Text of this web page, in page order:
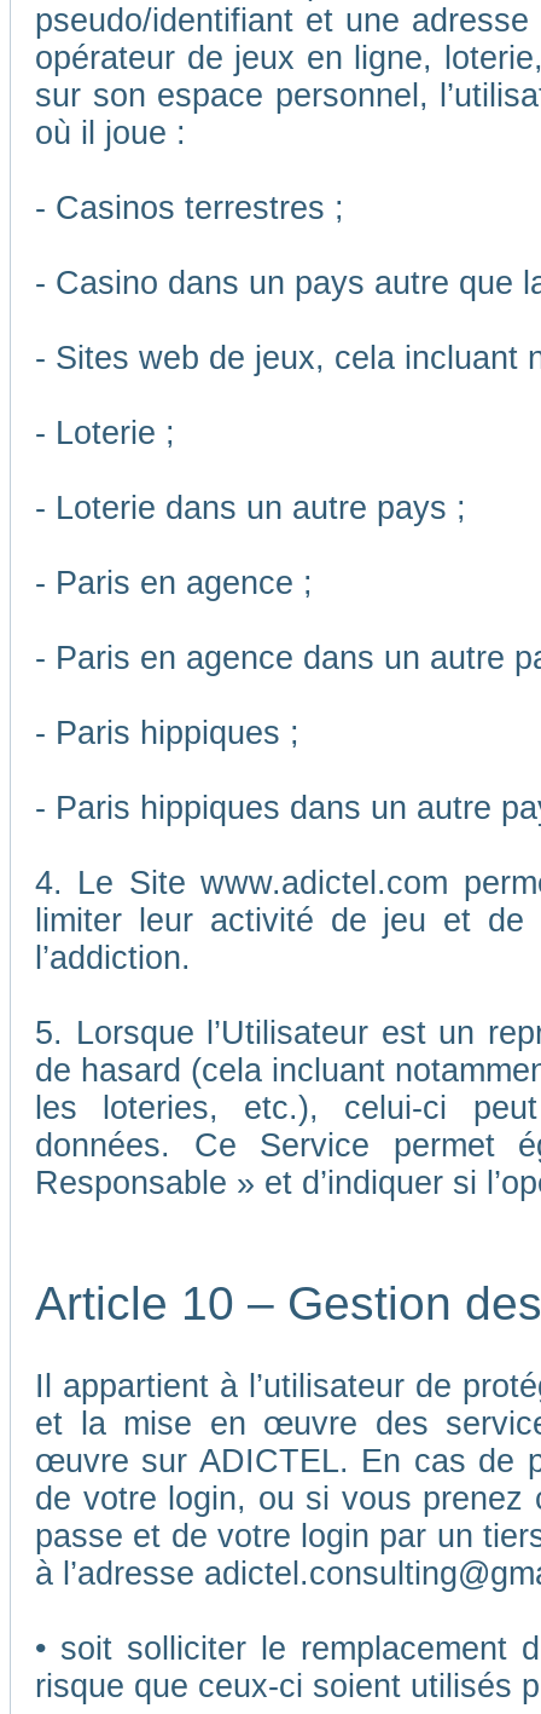
pseudo/identifiant et une
opérateur de jeux en ligne,
sur son espace personnel,
où il joue :
- Casinos terrestres ;
- Casino dans un pays autre que
- Sites web de jeux, cela incluant
- Loterie ;
- Loterie dans un autre pays ;
- Paris en agence ;
- Paris en agence dans un autre
- Paris hippiques ;
- Paris hippiques dans un autre
4. Le Site www.adictel.com
limiter leur activité de jeu et
l’addiction.
5. Lorsque l’Utilisateur est un
de hasard (cela incluant
les loteries, etc.), celui-ci
données. Ce Service permet
Responsable » et d’indiquer si
Article 10 – Gestion
Il appartient à l’utilisateur de
et la mise en œuvre des
œuvre sur ADICTEL. En cas de
de votre login, ou si vous prenez
passe et de votre login par un
à l’adresse
• soit solliciter le
risque que ceux-ci soient utilisés